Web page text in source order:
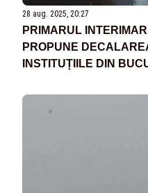
28 aug. 2025, 20:27
PRIMARUL
PROPUNE
INSTITUȚIILE DIN